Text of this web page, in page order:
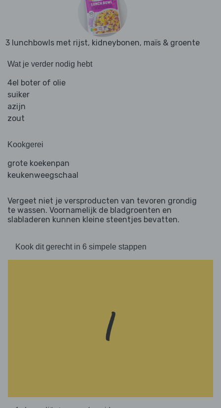
3 lunchbowls met rijst, kidneybonen, maïs & groente
Wat je verder nodig hebt
4el boter of olie
suiker
azijn
zout
Kookgerei
grote koekenpan
keukenweegschaal
Vergeet niet je versproducten van tevoren grondig
te wassen. Voornamelijk de bladgroenten en
slabladeren kunnen kleine steentjes bevatten.
Kook dit gerecht in 6 simpele stappen